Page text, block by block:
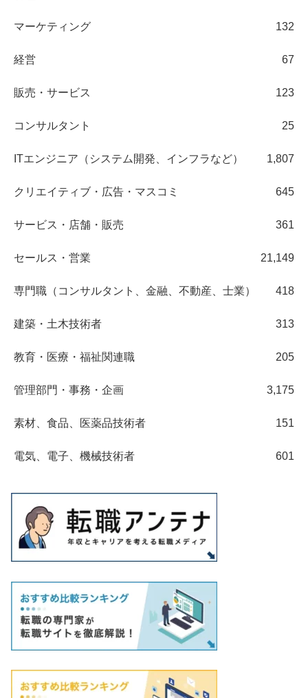
マーケティング 132
経営 67
販売・サービス 123
コンサルタント 25
ITエンジニア（システム開発、インフラなど） 1,807
クリエイティブ・広告・マスコミ 645
サービス・店舗・販売 361
セールス・営業 21,149
専門職（コンサルタント、金融、不動産、士業） 418
建築・土木技術者 313
教育・医療・福祉関連職 205
管理部門・事務・企画 3,175
素材、食品、医薬品技術者 151
電気、電子、機械技術者 601